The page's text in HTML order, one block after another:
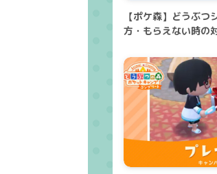
【ポケ森】どうぶつ
方・もらえない時の